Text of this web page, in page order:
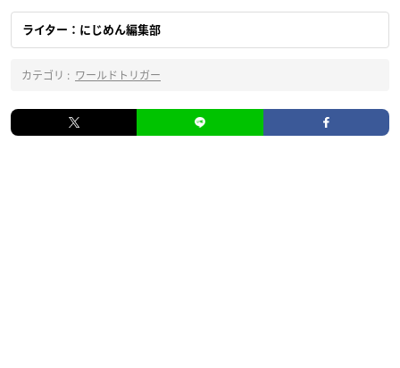
ライター：にじめん編集部
カテゴリ : ワールドトリガー